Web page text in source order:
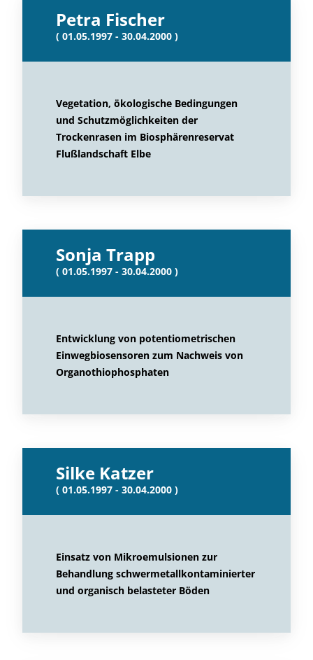
Petra Fischer
( 01.05.1997 - 30.04.2000 )
Vegetation, ökologische Bedingungen
und Schutzmöglichkeiten der
Trockenrasen im Biosphärenreservat
Flußlandschaft Elbe
Sonja Trapp
( 01.05.1997 - 30.04.2000 )
Entwicklung von potentiometrischen
Einwegbiosensoren zum Nachweis von
Organothiophosphaten
Silke Katzer
( 01.05.1997 - 30.04.2000 )
Einsatz von Mikroemulsionen zur
Behandlung schwermetallkontaminierter
und organisch belasteter Böden